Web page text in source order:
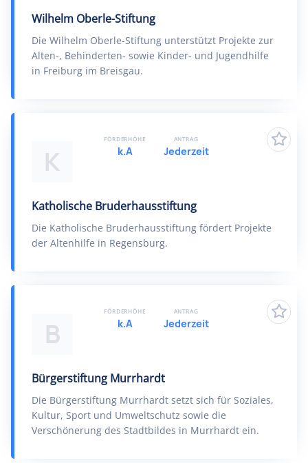
Wilhelm Oberle-Stiftung
Die Wilhelm Oberle-Stiftung unterstützt Projekte zur
Alten-, Behinderten- sowie Kinder- und Jugendhilfe
in Freiburg im Breisgau.
K
Katholische Bruderhausstiftung
Die Katholische Bruderhausstiftung fördert Projekte
der Altenhilfe in Regensburg.
FÖRDERHÖHE
k.A
ANTRAG
Jederzeit
B
Bürgerstiftung Murrhardt
Die Bürgerstiftung Murrhardt setzt sich für Soziales,
Kultur, Sport und Umweltschutz sowie die
Verschönerung des Stadtbildes in Murrhardt ein.
FÖRDERHÖHE
k.A
ANTRAG
Jederzeit